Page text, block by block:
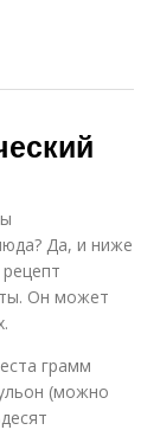
Да, и ниже
Он может
грамм
(можно